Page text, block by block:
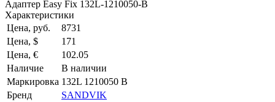
Адаптер Easy Fix 132L-1210050-B
Характеристики
Цена, руб.
8731
Цена, $
171
Цена, €
102.05
Наличие
В наличии
Маркировка 132L 1210050 B
Бренд
SANDVIK